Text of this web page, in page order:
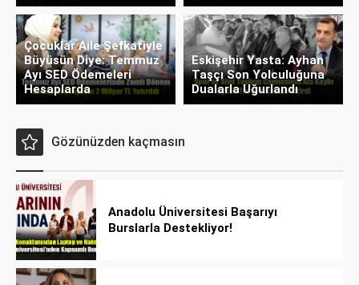
Çocuklar Aile Şefkatiyle
Büyüsün Diye: Temmuz
Ayı SED Ödemeleri
Hesaplarda
Eskişehir Yasta: Ayhan
Taşçı Son Yolculuğuna
Dualarla Uğurlandı
Gözünüzden kaçmasın
Anadolu Üniversitesi Başarıyı
Burslarla Destekliyor!